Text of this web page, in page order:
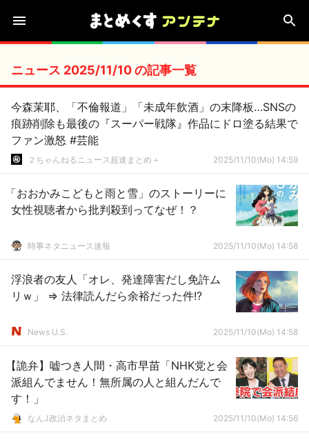
ニュース 2025/11/10 の記事一覧
今森茉耶、「不倫報道」「未成年飲酒」の末降板…SNSの
痕跡削除も最後の『スーパー戦隊』作品にドロ塗る結果で
ファン激怒 #芸能
２ちゃんねるニュース超速まとめ＋ 2025/11/10(Mo) 14:59
「おおかみこどもと雨と雪」のストーリーに
女性視聴者から批判殺到ってなぜ！？
時事ネタニュース速報 2025/11/10(Mo) 14:58
浮浪者の友人「オレ、発達障害だし免許ム
リｗ」 ⇒ 法律読んだら余裕だった件!?
News U.S. 2025/11/10(Mo) 14:58
【詭弁】嘘つき人間・高市早苗「NHK党と会
派組んでません！無所属の人と組んだんで
す！」
なんJ政治ネタまとめ 2025/11/10(Mo) 14:56